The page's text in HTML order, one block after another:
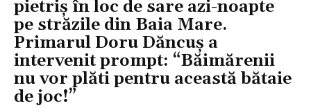
pietriș în loc de sare azi-noapte
pe străzile din Baia Mare.
Primarul Doru Dăncuș a
intervenit prompt: “Băimărenii
nu vor plăti pentru această bătaie
de joc!”